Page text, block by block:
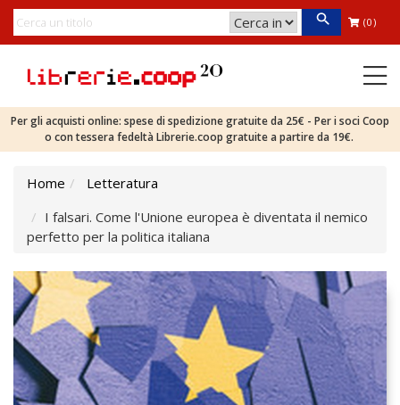
(0)
Per gli acquisti online: spese di spedizione gratuite da 25€ - Per i soci Coop
o con tessera fedeltà Librerie.coop gratuite a partire da 19€.
Home
Letteratura
I falsari. Come l'Unione europea è diventata il nemico
perfetto per la politica italiana